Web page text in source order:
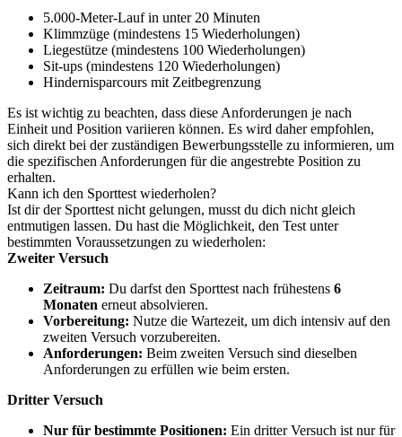
5.000-Meter-Lauf in unter 20 Minuten
Klimmzüge (mindestens 15 Wiederholungen)
Liegestütze (mindestens 100 Wiederholungen)
Sit-ups (mindestens 120 Wiederholungen)
Hindernisparcours mit Zeitbegrenzung
Es ist wichtig zu beachten, dass diese Anforderungen je nach
Einheit und Position variieren können. Es wird daher empfohlen,
sich direkt bei der zuständigen Bewerbungsstelle zu informieren, um
die spezifischen Anforderungen für die angestrebte Position zu
erhalten.
Kann ich den Sporttest wiederholen?
Ist dir der Sporttest nicht gelungen, musst du dich nicht gleich
entmutigen lassen. Du hast die Möglichkeit, den Test unter
bestimmten Voraussetzungen zu wiederholen:
Zweiter Versuch
Zeitraum: Du darfst den Sporttest nach frühestens 6
Monaten erneut absolvieren.
Vorbereitung: Nutze die Wartezeit, um dich intensiv auf den
zweiten Versuch vorzubereiten.
Anforderungen: Beim zweiten Versuch sind dieselben
Anforderungen zu erfüllen wie beim ersten.
Dritter Versuch
Nur für bestimmte Positionen: Ein dritter Versuch ist nur für